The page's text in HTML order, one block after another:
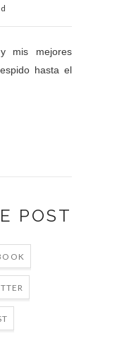
mis mejores
hasta el
POST